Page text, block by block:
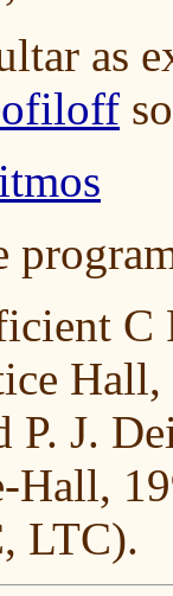
as
C
Hall,
P. J.
Hall,
LTC).